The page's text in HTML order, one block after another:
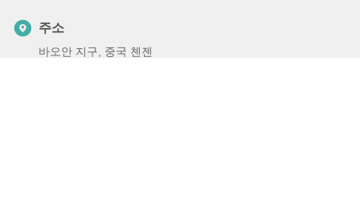
주소
바오안 지구, 중국 첸젠